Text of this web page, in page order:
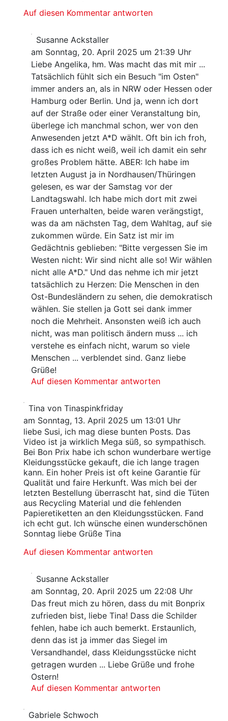
Auf diesen Kommentar antworten
Susanne Ackstaller
am Sonntag, 20. April 2025 um 21:39 Uhr
Liebe Angelika, hm. Was macht das mit mir ...
Tatsächlich fühlt sich ein Besuch "im Osten"
immer anders an, als in NRW oder Hessen oder
Hamburg oder Berlin. Und ja, wenn ich dort
auf der Straße oder einer Veranstaltung bin,
überlege ich manchmal schon, wer von den
Anwesenden jetzt A*D wählt. Oft bin ich froh,
dass ich es nicht weiß, weil ich damit ein sehr
großes Problem hätte. ABER: Ich habe im
letzten August ja in Nordhausen/Thüringen
gelesen, es war der Samstag vor der
Landtagswahl. Ich habe mich dort mit zwei
Frauen unterhalten, beide waren verängstigt,
was da am nächsten Tag, dem Wahltag, auf sie
zukommen würde. Ein Satz ist mir im
Gedächtnis geblieben: "Bitte vergessen Sie im
Westen nicht: Wir sind nicht alle so! Wir wählen
nicht alle A*D." Und das nehme ich mir jetzt
tatsächlich zu Herzen: Die Menschen in den
Ost-Bundesländern zu sehen, die demokratisch
wählen. Sie stellen ja Gott sei dank immer
noch die Mehrheit. Ansonsten weiß ich auch
nicht, was man politisch ändern muss ... ich
verstehe es einfach nicht, warum so viele
Menschen ... verblendet sind. Ganz liebe
Grüße!
Auf diesen Kommentar antworten
Tina von Tinaspinkfriday
am Sonntag, 13. April 2025 um 13:01 Uhr
liebe Susi, ich mag diese bunten Posts. Das
Video ist ja wirklich Mega süß, so sympathisch.
Bei Bon Prix habe ich schon wunderbare wertige
Kleidungsstücke gekauft, die ich lange tragen
kann. Ein hoher Preis ist oft keine Garantie für
Qualität und faire Herkunft. Was mich bei der
letzten Bestellung überrascht hat, sind die Tüten
aus Recycling Material und die fehlenden
Papieretiketten an den Kleidungsstücken. Fand
ich echt gut. Ich wünsche einen wunderschönen
Sonntag liebe Grüße Tina
Auf diesen Kommentar antworten
Susanne Ackstaller
am Sonntag, 20. April 2025 um 22:08 Uhr
Das freut mich zu hören, dass du mit Bonprix
zufrieden bist, liebe Tina! Dass die Schilder
fehlen, habe ich auch bemerkt. Erstaunlich,
denn das ist ja immer das Siegel im
Versandhandel, dass Kleidungsstücke nicht
getragen wurden ... Liebe Grüße und frohe
Ostern!
Auf diesen Kommentar antworten
Gabriele Schwoch